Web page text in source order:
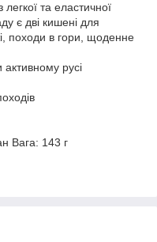
та еластичної
є дві кишені для
походи в гори, щоденне
русі
Вага: 143 г